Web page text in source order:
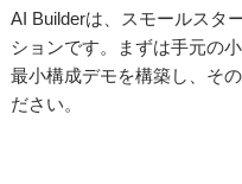
AI Builderは、スモールスタ
ションです。まずは手元の
最小構成デモを構築し、そ
ださい。